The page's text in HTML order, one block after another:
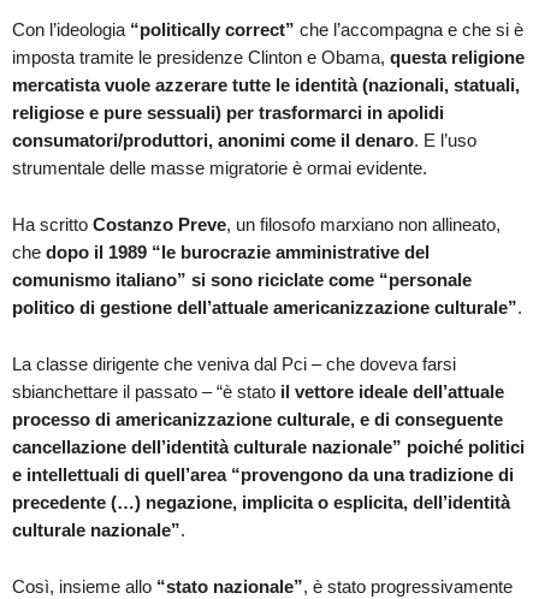
Con l’ideologia “politically correct” che l’accompagna e che si è
imposta tramite le presidenze Clinton e Obama, questa religione
mercatista vuole azzerare tutte le identità (nazionali, statuali,
religiose e pure sessuali) per trasformarci in apolidi
consumatori/produttori, anonimi come il denaro. E l’uso
strumentale delle masse migratorie è ormai evidente.
Ha scritto Costanzo Preve, un filosofo marxiano non allineato,
che dopo il 1989 “le burocrazie amministrative del
comunismo italiano” si sono riciclate come “personale
politico di gestione dell’attuale americanizzazione culturale”.
La classe dirigente che veniva dal Pci – che doveva farsi
sbianchettare il passato – “è stato il vettore ideale dell’attuale
processo di americanizzazione culturale, e di conseguente
cancellazione dell’identità culturale nazionale” poiché politici
e intellettuali di quell’area “provengono da una tradizione di
precedente (…) negazione, implicita o esplicita, dell’identità
culturale nazionale”.
Così, insieme allo “stato nazionale”, è stato progressivamente